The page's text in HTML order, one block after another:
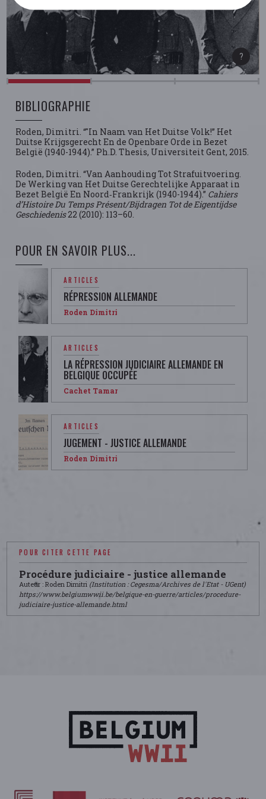
BIBLIOGRAPHIE
Roden, Dimitri. “"In Naam van Het Duitse Volk!” Het
Duitse Krijgsgerecht En de Openbare Orde in Bezet
België (1940-1944).” Ph.D. Thesis, Universiteit Gent, 2015.
Roden, Dimitri. “Van Aanhouding Tot Strafuitvoering.
De Werking van Het Duitse Gerechtelijke Apparaat in
Bezet België En Noord‑Frankrijk (1940-1944).” Cahiers
d’Histoire Du Temps Présent/Bijdragen Tot de Eigentijdse
Geschiedenis22 (2010): 113–60.
POUR EN SAVOIR PLUS...
ARTICLES
RÉPRESSION ALLEMANDE
Roden Dimitri
ARTICLES
LA RÉPRESSION JUDICIAIRE ALLEMANDE EN
BELGIQUE OCCUPÉE
Cachet Tamar
ARTICLES
JUGEMENT - JUSTICE ALLEMANDE
Roden Dimitri
POUR CITER CETTE PAGE
Procédure judiciaire - justice allemande
Auteur : Roden Dimitri (Institution : Cegesma/Archives de l'Etat - UGent)
https://www.belgiumwwii.be/belgique-en-guerre/articles/procedure-
judiciaire-justice-allemande.html